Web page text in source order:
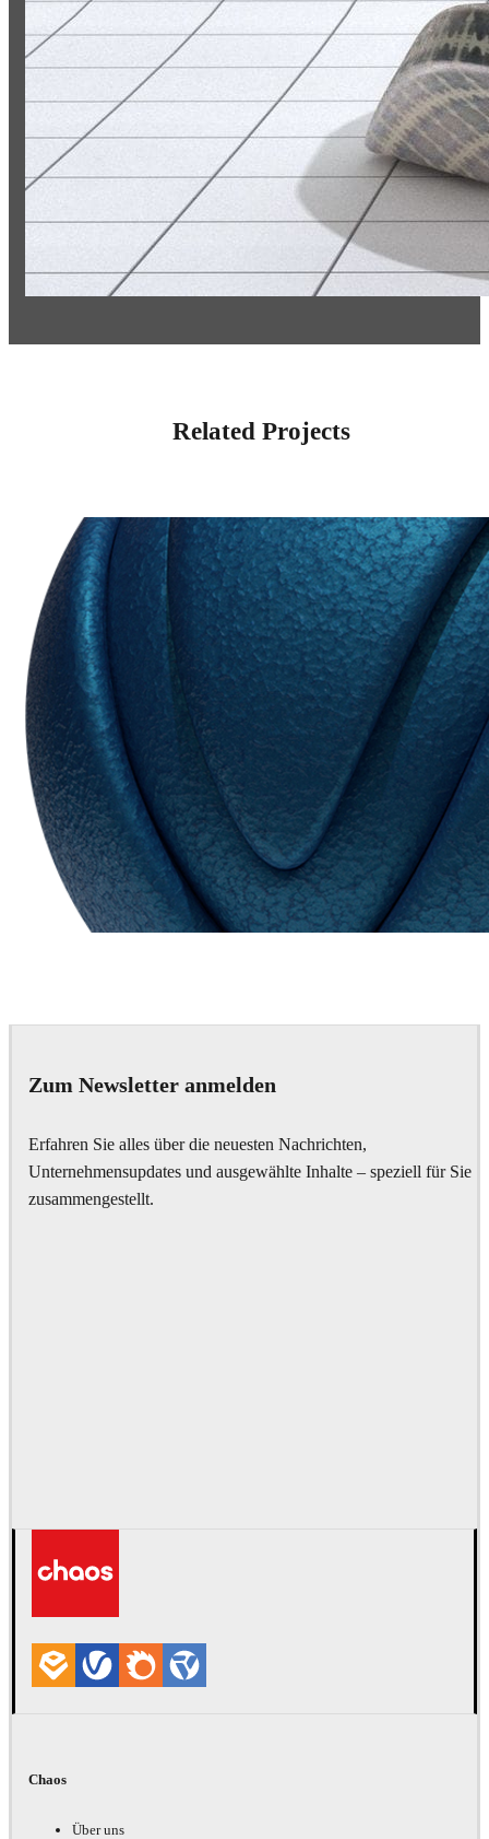
Related Projects
Zum Newsletter anmelden
Erfahren Sie alles über die neuesten Nachrichten,
Unternehmensupdates und ausgewählte Inhalte – speziell für Sie
zusammengestellt.
Chaos
Über uns